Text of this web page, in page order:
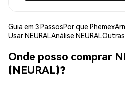
Guia em 3 PassosPor que Phemex
Usar NEURALAnálise NEURAL
Onde posso comprar
(NEURAL)?